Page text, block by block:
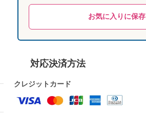
お気に入りに保存
対応決済方法
クレジットカード